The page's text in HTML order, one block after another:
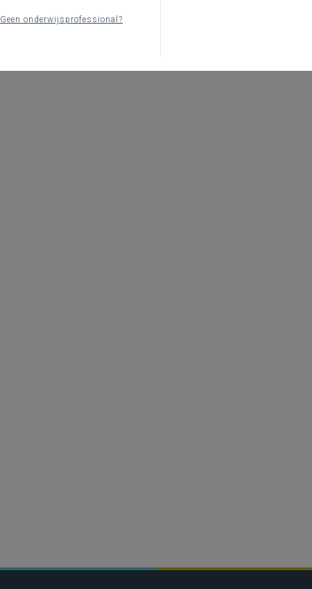
Geen onderwijsprofessional?